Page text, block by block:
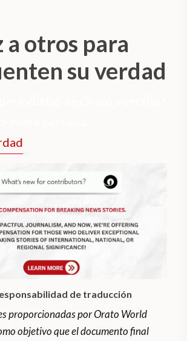
a otros para
su verdad
de traducción
proporcionadas por Orato World
objetivo que el documento final